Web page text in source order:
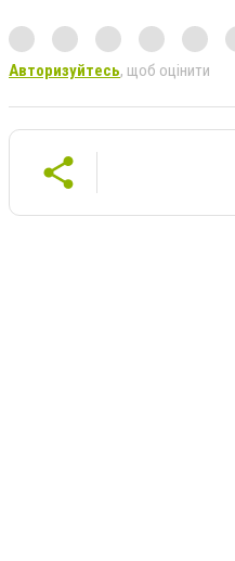
Авторизуйтесь, щоб оцінити